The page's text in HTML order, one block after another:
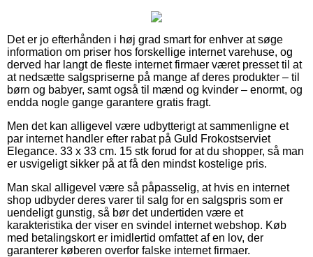
Det er jo efterhånden i høj grad smart for enhver at søge
information om priser hos forskellige internet varehuse, og
derved har langt de fleste internet firmaer været presset til at
at nedsætte salgspriserne på mange af deres produkter – til
børn og babyer, samt også til mænd og kvinder – enormt, og
endda nogle gange garantere gratis fragt.
Men det kan alligevel være udbytterigt at sammenligne et
par internet handler efter rabat på Guld Frokostserviet
Elegance. 33 x 33 cm. 15 stk forud for at du shopper, så man
er usvigeligt sikker på at få den mindst kostelige pris.
Man skal alligevel være så påpasselig, at hvis en internet
shop udbyder deres varer til salg for en salgspris som er
uendeligt gunstig, så bør det undertiden være et
karakteristika der viser en svindel internet webshop. Køb
med betalingskort er imidlertid omfattet af en lov, der
garanterer køberen overfor falske internet firmaer.